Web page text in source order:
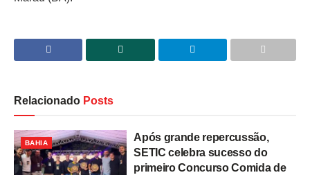
Relacionado Posts
BAHIA
Após grande repercussão,
SETIC celebra sucesso do
primeiro Concurso Comida de